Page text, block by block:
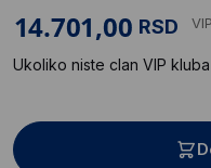
RSD
Ukoliko niste clan VIP kluba